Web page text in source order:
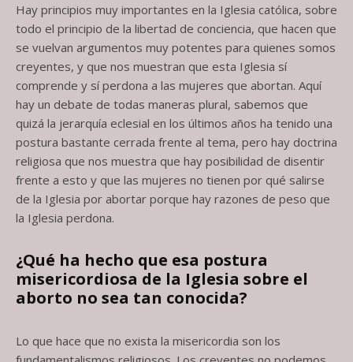
Hay principios muy importantes en la Iglesia católica, sobre
todo el principio de la libertad de conciencia, que hacen que
se vuelvan argumentos muy potentes para quienes somos
creyentes, y que nos muestran que esta Iglesia sí
comprende y sí perdona a las mujeres que abortan. Aquí
hay un debate de todas maneras plural, sabemos que
quizá la jerarquía eclesial en los últimos años ha tenido una
postura bastante cerrada frente al tema, pero hay doctrina
religiosa que nos muestra que hay posibilidad de disentir
frente a esto y que las mujeres no tienen por qué salirse
de la Iglesia por abortar porque hay razones de peso que
la Iglesia perdona.
¿Qué ha hecho que esa postura
misericordiosa de la Iglesia sobre el
aborto no sea tan conocida?
Lo que hace que no exista la misericordia son los